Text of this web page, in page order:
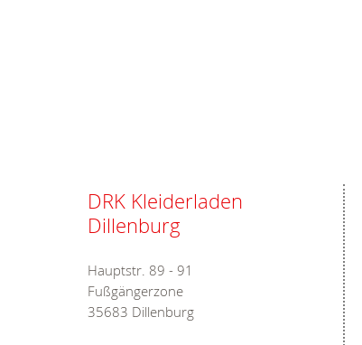
DRK Kleiderladen
Dillenburg
Hauptstr. 89 - 91
Fußgängerzone
35683 Dillenburg